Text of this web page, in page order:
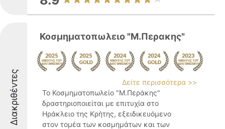
Διακριθέντες
Κοσμηματοπωλειο "Μ.Περακης"
Δείτε περισσότερα >>
Το Κοσμηματοπωλείο "Μ.Περάκης"
δραστηριοποιείται με επιτυχία στο
Ηράκλειο της Κρήτης, εξειδικευόμενο
στον τομέα των κοσμημάτων και των